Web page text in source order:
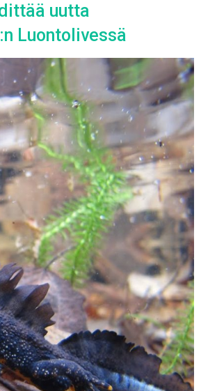
uutta
Luontolivessä